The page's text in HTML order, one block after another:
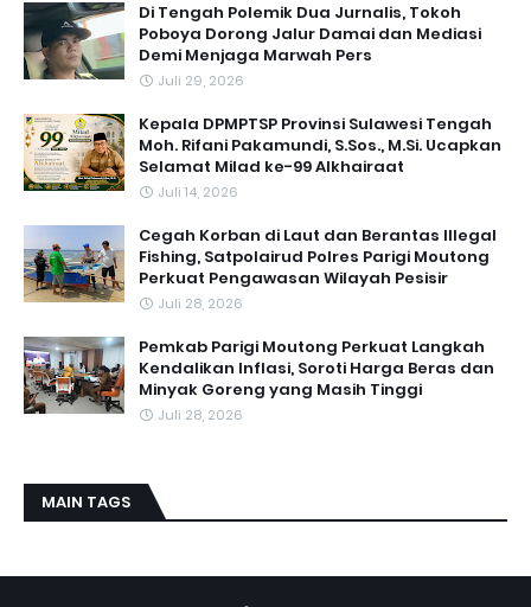
Di Tengah Polemik Dua Jurnalis, Tokoh
Poboya Dorong Jalur Damai dan Mediasi
Demi Menjaga Marwah Pers
Juli 29, 2026
Kepala DPMPTSP Provinsi Sulawesi Tengah
Moh. Rifani Pakamundi, S.Sos., M.Si. Ucapkan
Selamat Milad ke-99 Alkhairaat
Juli 14, 2026
Cegah Korban di Laut dan Berantas Illegal
Fishing, Satpolairud Polres Parigi Moutong
Perkuat Pengawasan Wilayah Pesisir
Juli 28, 2026
Pemkab Parigi Moutong Perkuat Langkah
Kendalikan Inflasi, Soroti Harga Beras dan
Minyak Goreng yang Masih Tinggi
Juli 28, 2026
MAIN TAGS